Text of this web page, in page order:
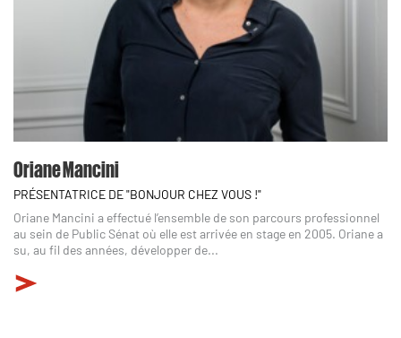
Oriane Mancini
PRÉSENTATRICE DE "BONJOUR CHEZ VOUS !"
Oriane Mancini a effectué l’ensemble de son parcours professionnel
au sein de Public Sénat où elle est arrivée en stage en 2005. Oriane a
su, au fil des années, développer de...